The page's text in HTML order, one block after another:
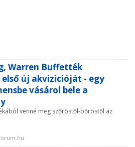
Warren Buffették
új akvizícióját - egy
vásárol bele a
venné meg szőröstől-bőröstől az